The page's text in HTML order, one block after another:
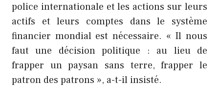
police internationale et les actions sur leurs
actifs et leurs comptes dans le système
financier mondial est nécessaire. « Il nous
faut une décision politique : au lieu de
frapper un paysan sans terre, frapper le
patron des patrons », a-t-il insisté.